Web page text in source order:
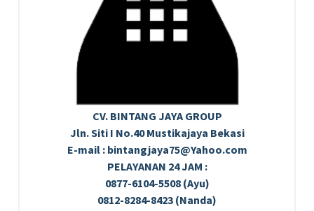
CV. BINTANG JAYA GROUP
Jln. Siti I No.40 Mustikajaya Bekasi
E-mail : bintangjaya75@Yahoo.com
PELAYANAN 24 JAM :
0877-6104-5508 (Ayu)
0812-8284-8423 (Nanda)